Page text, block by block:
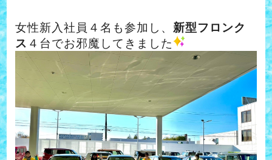
女性新入社員４名も参加し、 新型フロンク
ス ４台でお邪魔してきました